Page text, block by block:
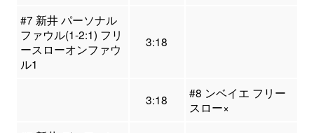
#7 新井 パーソナル
ファウル(1-2:1) フリ
ースローオンファウ
ル1
3:18
3:18
#8 ンベイエ フリー
スロー×